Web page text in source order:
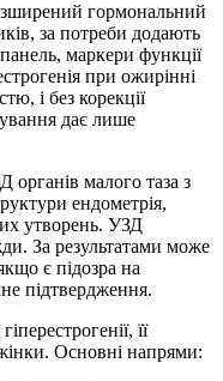
гормональний
за потреби додають
маркери функції
при ожирінні
і без корекції
дає лише
органів малого таза з
ендометрія,
утворень. УЗД
За результатами може
є підозра на
підтвердження.
її
Основні напрями: